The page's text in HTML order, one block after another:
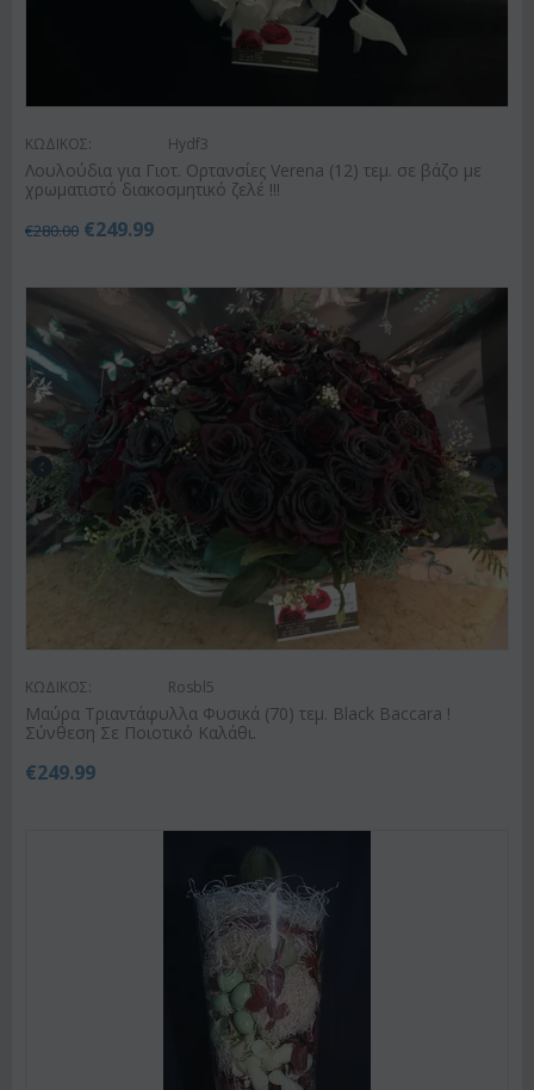
ΚΩΔΙΚΟΣ: Hydf3
Λουλούδια για Γιοτ. Ορτανσίες Verena (12) τεμ. σε βάζο με
χρωματιστό διακοσμητικό ζελέ !!!
€280.00 €249.99
ΚΩΔΙΚΟΣ: Rosbl5
Μαύρα Τριαντάφυλλα Φυσικά (70) τεμ. Black Baccara !
Σύνθεση Σε Ποιοτικό Καλάθι.
€249.99